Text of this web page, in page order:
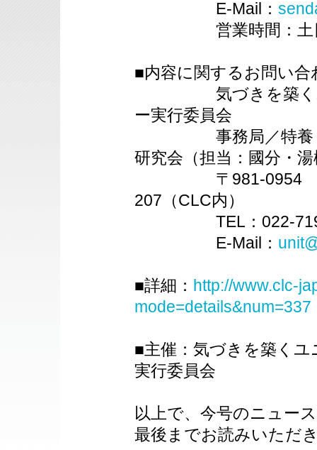
E-Mail：
営業時間：土日祝
■内容に関するお問い合
気づきを築くユニ
ー実行委員会
事務局／特養・老
研究会（担当：國分・
〒981-0954 宮城
207（CLC内）
TEL：022-719-
E-Mail：
■詳細： http://www.clc-
mode=details&num=337
■主催：気づきを築く
実行委員会
以上で、今号のニュー
最後までお読みいただ